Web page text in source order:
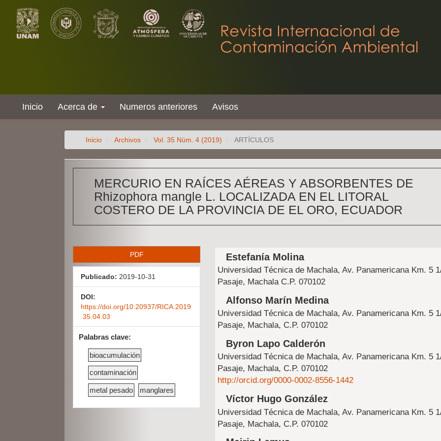
rápido
contenido
Contenido
principalInicio Acerca de Numeros anteriores Avisos
Inicio Archivos Vol. 35 Núm. 4 (2019) ARTÍCULOS
MERCURIO EN RAÍCES AÉREAS Y ABSORBENTES DE
Rhizophora mangle L. LOCALIZADA EN EL LITORAL
COSTERO DE LA PROVINCIA DE EL ORO, ECUADOR
B
a
r
l
a
PDF
Publicado: 2019-10-31
DOI:
https://doi.org/10.20937/RICA.2019
.35.04.03
Palabras clave:
bioacumulación
contaminación
metal pesado manglares
Contenido
principal
del
artículo
Estefanía Molina
Universidad Técnica de Machala, Av. Panamericana Km. 5
Pasaje, Machala C.P. 070102
Alfonso Marín Medina
Universidad Técnica de Machala, Av. Panamericana Km. 5
Pasaje, Machala, C.P. 070102
Byron Lapo Calderón
Universidad Técnica de Machala, Av. Panamericana Km. 5
Pasaje, Machala, C.P. 070102
http://orcid.org/0000-0002-8556-1442
Víctor Hugo González
Universidad Técnica de Machala, Av. Panamericana Km. 5
Pasaje, Machala, C.P. 070102